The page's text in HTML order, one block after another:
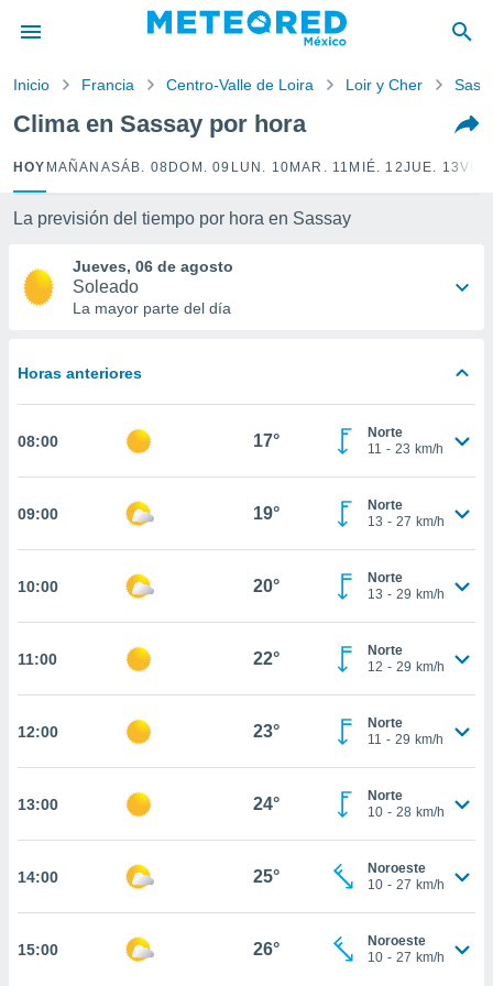
ha sido
la
que se
calidad.
la
ya sean
nuestros
como
CONFIGURACIÓN
Inicio Francia Centro-Valle de Loira Loir y Cher
Clima en Sassay por hora
HOY MAÑANASÁB. 08 DOM. 09 LUN. 10 MAR. 11 MIÉ. 12JUE. 13VIE.
La previsión del tiempo por hora en Sassay
Jueves, 06 de agosto
Soleado
La mayor parte del día
Horas anteriores
08:00 17°
Norte
11 - 23 km/h
09:00 19°
Norte
13 - 27 km/h
10:00 20°
Norte
13 - 29 km/h
11:00 22°
Norte
12 - 29 km/h
12:00 23°
Norte
11 - 29 km/h
13:00 24°
Norte
10 - 28 km/h
14:00 25°
Noroeste
10 - 27 km/h
15:00 26°
Noroeste
10 - 27 km/h